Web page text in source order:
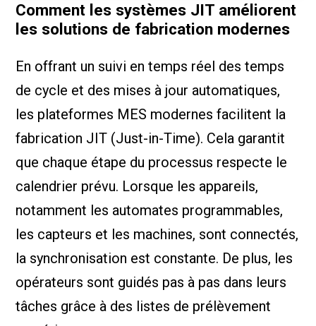
Comment les systèmes JIT améliorent
les solutions de fabrication modernes
En offrant un suivi en temps réel des temps
de cycle et des mises à jour automatiques,
les plateformes MES modernes facilitent la
fabrication JIT (Just-in-Time). Cela garantit
que chaque étape du processus respecte le
calendrier prévu. Lorsque les appareils,
notamment les automates programmables,
les capteurs et les machines, sont connectés,
la synchronisation est constante. De plus, les
opérateurs sont guidés pas à pas dans leurs
tâches grâce à des listes de prélèvement